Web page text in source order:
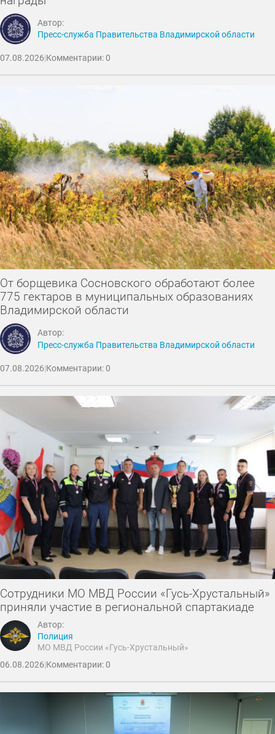
Автор:
Пресс-служба Правительства Владимирской области
07.08.2026|Комментарии: 0
От борщевика Сосновского обработают более
775 гектаров в муниципальных образованиях
Владимирской области
Автор:
Пресс-служба Правительства Владимирской области
07.08.2026|Комментарии: 0
Сотрудники МО МВД России «Гусь-Хрустальный»
приняли участие в региональной спартакиаде
Автор:
Полиция
МО МВД России «Гусь-Хрустальный»
06.08.2026|Комментарии: 0